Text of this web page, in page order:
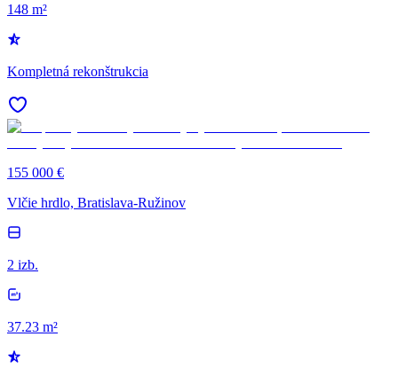
148 m²
Kompletná rekonštrukcia
155 000 €
Vlčie hrdlo, Bratislava-Ružinov
2 izb.
37.23 m²